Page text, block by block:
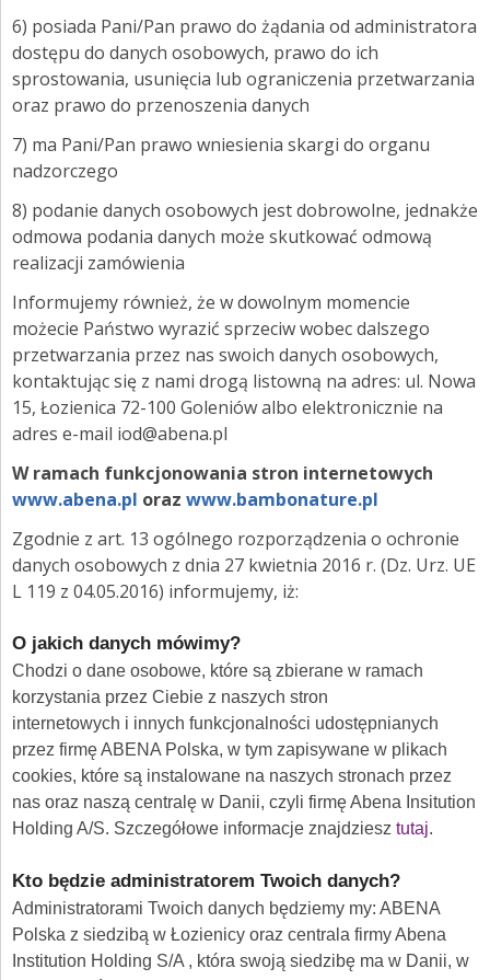
6) posiada Pani/Pan prawo do żądania od administratora
dostępu do danych osobowych, prawo do ich
sprostowania, usunięcia lub ograniczenia przetwarzania
oraz prawo do przenoszenia danych
7) ma Pani/Pan prawo wniesienia skargi do organu
nadzorczego
8) podanie danych osobowych jest dobrowolne, jednakże
odmowa podania danych może skutkować odmową
realizacji zamówienia
Informujemy również, że w dowolnym momencie
możecie Państwo wyrazić sprzeciw wobec dalszego
przetwarzania przez nas swoich danych osobowych,
kontaktując się z nami drogą listowną na adres: ul. Nowa
15, Łozienica 72-100 Goleniów albo elektronicznie na
adres e-mail iod@abena.pl
W ramach funkcjonowania stron internetowych
www.abena.pl oraz www.bambonature.pl
Zgodnie z art. 13 ogólnego rozporządzenia o ochronie
danych osobowych z dnia 27 kwietnia 2016 r. (Dz. Urz. UE
L 119 z 04.05.2016) informujemy, iż:
O jakich danych mówimy?
Chodzi o dane osobowe, które są zbierane w ramach
korzystania przez Ciebie z naszych stron
internetowych i innych funkcjonalności udostępnianych
przez firmę ABENA Polska, w tym zapisywane w plikach
cookies, które są instalowane na naszych stronach przez
nas oraz naszą centralę w Danii, czyli firmę Abena Insitution
Holding A/S. Szczegółowe informacje znajdziesz tutaj.
Kto będzie administratorem Twoich danych?
Administratorami Twoich danych będziemy my: ABENA
Polska z siedzibą w Łozienicy oraz centrala firmy Abena
Institution Holding S/A , która swoją siedzibę ma w Danii, w